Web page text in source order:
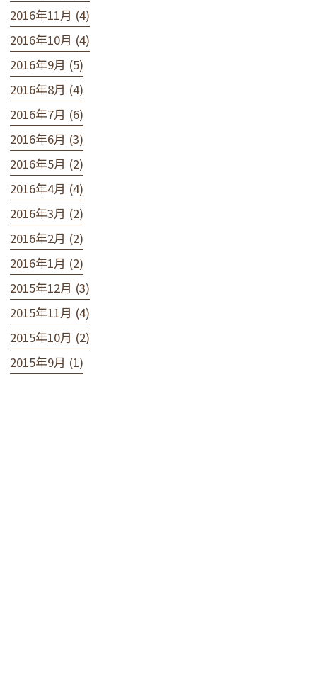
2016年11月 (4)
2016年10月 (4)
2016年9月 (5)
2016年8月 (4)
2016年7月 (6)
2016年6月 (3)
2016年5月 (2)
2016年4月 (4)
2016年3月 (2)
2016年2月 (2)
2016年1月 (2)
2015年12月 (3)
2015年11月 (4)
2015年10月 (2)
2015年9月 (1)